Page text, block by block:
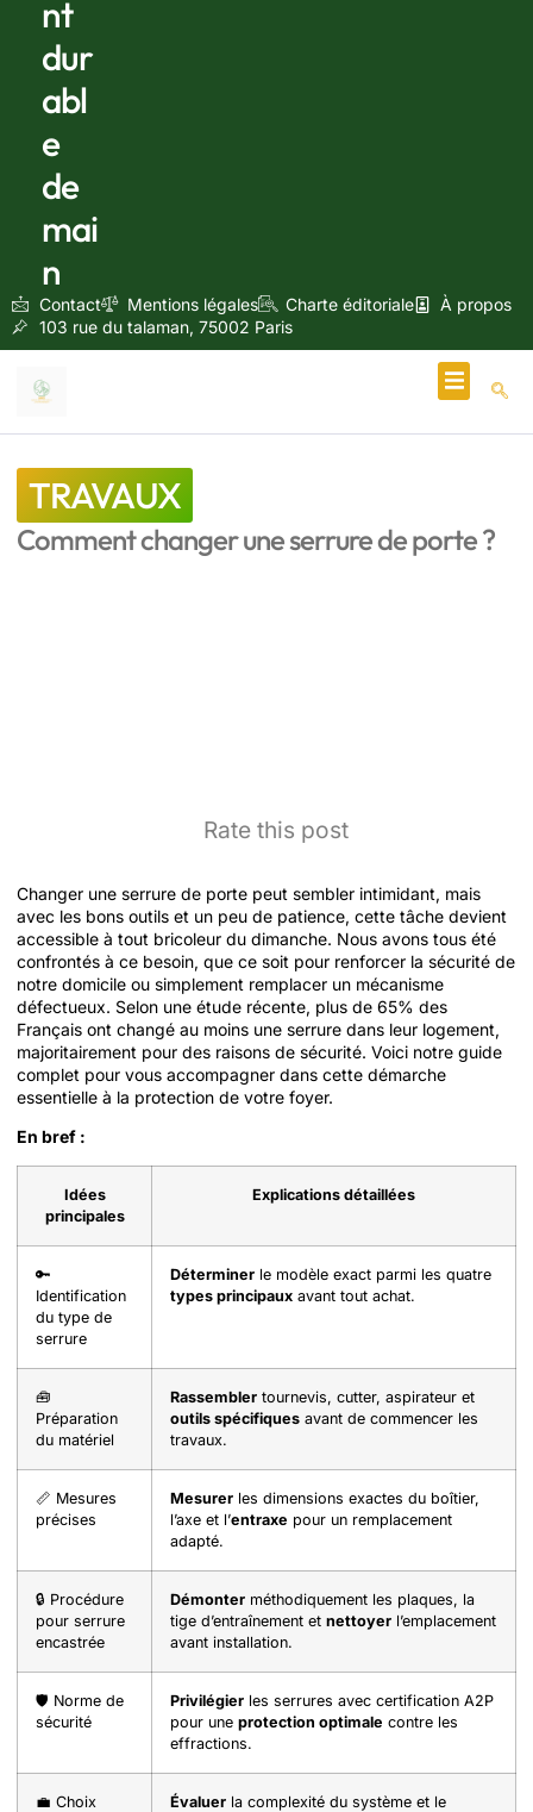
nt
dur
abl
e
de
mai
n
Contact Mentions légales Charte éditoriale
À propos
103 rue du talaman, 75002 Paris
TRAVAUX
Comment changer une serrure de porte ?
Rate this post
Changer une serrure de porte peut sembler intimidant, mais
avec les bons outils et un peu de patience, cette tâche devient
accessible à tout bricoleur du dimanche. Nous avons tous été
confrontés à ce besoin, que ce soit pour renforcer la sécurité de
notre domicile ou simplement remplacer un mécanisme
défectueux. Selon une étude récente, plus de 65% des
Français ont changé au moins une serrure dans leur logement,
majoritairement pour des raisons de sécurité. Voici notre guide
complet pour vous accompagner dans cette démarche
essentielle à la protection de votre foyer.
En bref :
Idées
principales
Explications détaillées
🔑
Identification
du type de
serrure
Déterminer le modèle exact parmi les quatre
types principaux avant tout achat.
🧰
Préparation
du matériel
Rassembler tournevis, cutter, aspirateur et
outils spécifiques avant de commencer les
travaux.
📏 Mesures
précises
Mesurer les dimensions exactes du boîtier,
l’axe et l’entraxe pour un remplacement
adapté.
🔒 Procédure
pour serrure
encastrée
Démonter méthodiquement les plaques, la
tige d’entraînement et nettoyer l’emplacement
avant installation.
🛡️ Norme de
sécurité
Privilégier les serrures avec certification A2P
pour une protection optimale contre les
effractions.
💼 Choix
Évaluer la complexité du système et le